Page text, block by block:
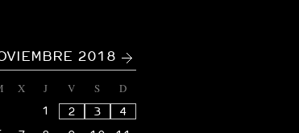
>
2018
X J V S
D
1
2 3
4